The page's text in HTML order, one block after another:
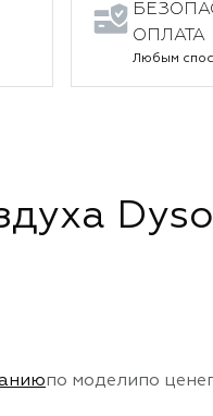
ОПЛАТА
Любым
по моделипо цене